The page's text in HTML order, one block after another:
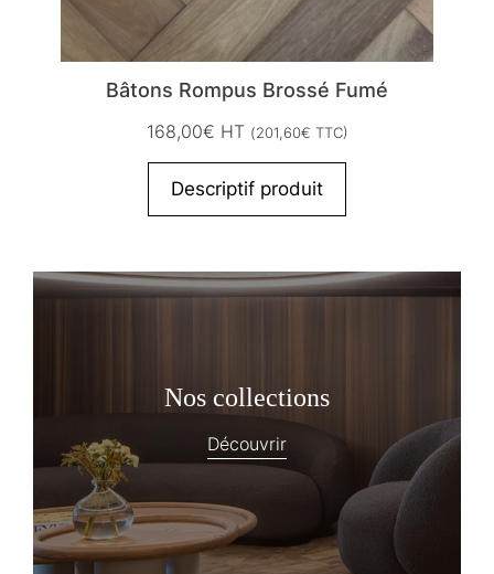
Bâtons Rompus Brossé Fumé
168,00€ HT (201,60€ TTC)
Descriptif produit
Nos collections
Découvrir